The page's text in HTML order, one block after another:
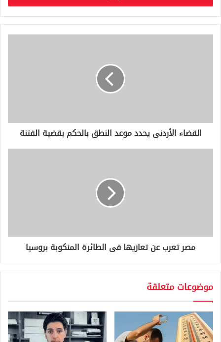
ب
ر
ي
د
ر
ي
القضاء الأردنى يحدد موعد النطق بالحكم بقضية الفتنة
مصر تعرب عن تعازيها فى الطائرة المنكوبة بروسيا
موضوعات متعلقة